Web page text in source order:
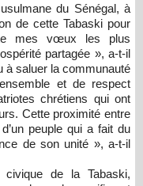
du Sénégal, à
de cette Tabaski pour
mes vœux les plus
partagée », a-t-il
à saluer la communauté
et de respect
chrétiens qui ont
Cette proximité entre
peuple qui a fait du
de son unité », a-t-il
civique de la Tabaski,